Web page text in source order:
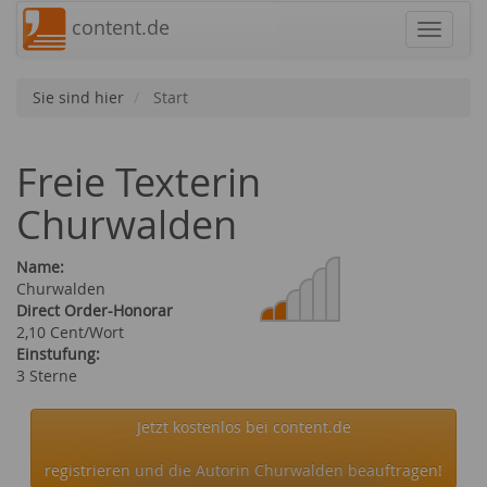
content.de
Sie sind hier Start
Freie Texterin
Churwalden
Name:
Churwalden
Direct Order-Honorar
2,10 Cent/Wort
Einstufung:
3 Sterne
Jetzt kostenlos bei content.de
registrieren und die Autorin Churwalden beauftragen!